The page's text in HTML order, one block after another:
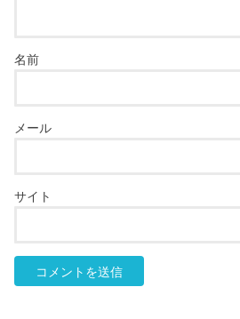
名前
メール
サイト